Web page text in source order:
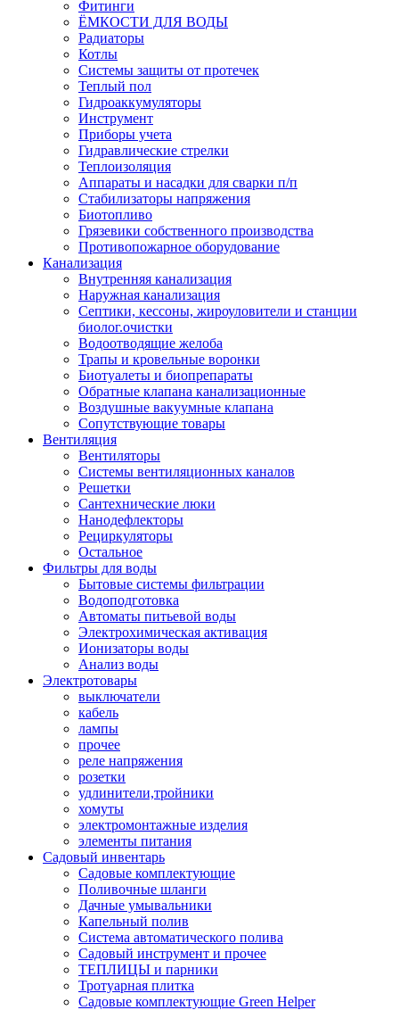
Фитинги
ЁМКОСТИ ДЛЯ ВОДЫ
Радиаторы
Котлы
Системы защиты от протечек
Теплый пол
Гидроаккумуляторы
Инструмент
Приборы учета
Гидравлические стрелки
Теплоизоляция
Аппараты и насадки для сварки п/п
Стабилизаторы напряжения
Биотопливо
Грязевики собственного производства
Противопожарное оборудование
Канализация
Внутренняя канализация
Наружная канализация
Септики, кессоны, жироуловители и станции
биолог.очистки
Водоотводящие желоба
Трапы и кровельные воронки
Биотуалеты и биопрепараты
Обратные клапана канализационные
Воздушные вакуумные клапана
Сопутствующие товары
Вентиляция
Вентиляторы
Системы вентиляционных каналов
Решетки
Сантехнические люки
Нанодефлекторы
Рециркуляторы
Остальное
Фильтры для воды
Бытовые системы фильтрации
Водоподготовка
Автоматы питьевой воды
Электрохимическая активация
Ионизаторы воды
Анализ воды
Электротовары
выключатели
кабель
лампы
прочее
реле напряжения
розетки
удлинители,тройники
хомуты
электромонтажные изделия
элементы питания
Садовый инвентарь
Садовые комплектующие
Поливочные шланги
Дачные умывальники
Капельный полив
Система автоматического полива
Садовый инструмент и прочее
ТЕПЛИЦЫ и парники
Тротуарная плитка
Садовые комплектующие Green Helper